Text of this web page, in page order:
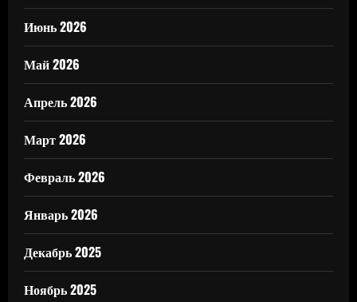
Июнь 2026
Май 2026
Апрель 2026
Март 2026
Февраль 2026
Январь 2026
Декабрь 2025
Ноябрь 2025